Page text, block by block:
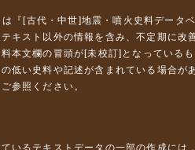
『 [古代・中世]地震・噴火史料データ
キスト以外の情報を含み、不定期に改
本文欄の冒頭が[未校訂]となっている
低い史料や記述が含まれている場合が
ご参照ください。
いるテキストデータの一部の作成には